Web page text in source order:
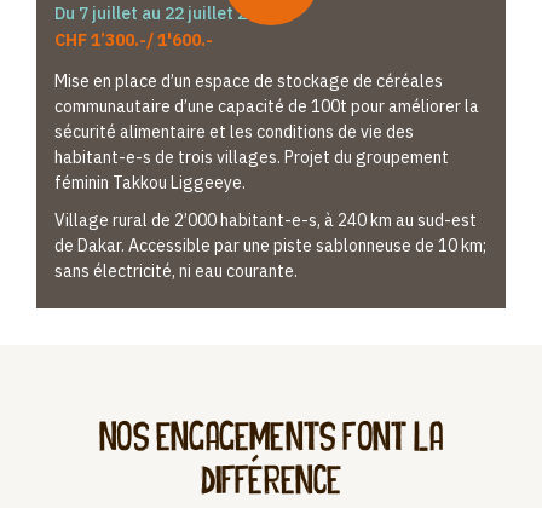
Du 7 juillet au 22 juillet 2026
CHF 1’300.-/ 1'600.-
Mise en place d’un espace de stockage de céréales
communautaire d’une capacité de 100t pour améliorer la
sécurité alimentaire et les conditions de vie des
habitant-e-s de trois villages. Projet du groupement
féminin Takkou Liggeeye.
Village rural de 2’000 habitant-e-s, à 240 km au sud-est
de Dakar. Accessible par une piste sablonneuse de 10 km;
sans électricité, ni eau courante.
Nos engagements font la
différence